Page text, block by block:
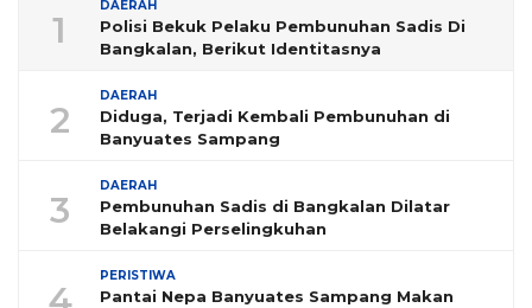
1
DAERAH
Polisi Bekuk Pelaku Pembunuhan Sadis Di
Bangkalan, Berikut Identitasnya
2
DAERAH
Diduga, Terjadi Kembali Pembunuhan di
Banyuates Sampang
3
DAERAH
Pembunuhan Sadis di Bangkalan Dilatar
Belakangi Perselingkuhan
PERISTIWA
Pantai Nepa Banyuates Sampang Makan